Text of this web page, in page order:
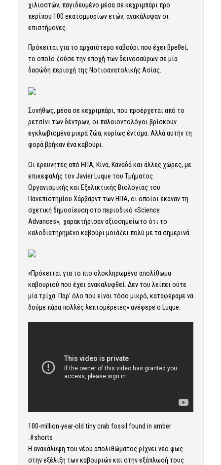
χιλιοστών, παγιδευμένο μέσα σε κεχριμπάρι προ
περίπου 100 εκατομμυρίων ετών, ανακάλυψαν οι
επιστήμονες.
Πρόκειται για το αρχαιότερο καβούρι που έχει βρεθεί,
το οποίο ζούσε την εποχή των δεινοσαύρων σε μία
δασώδη περιοχή της Νοτιοανατολικής Ασίας.
Συνήθως, μέσα σε κεχριμπάρι, που προέρχεται από το
ρετσίνι των δέντρων, οι παλαιοντολόγοι βρίσκουν
εγκλωβισμένα μικρά ζώα, κυρίως έντομα. Αλλά αυτήν τη
φορά βρήκαν ένα καβούρι.
Οι ερευνητές από ΗΠΑ, Κίνα, Καναδά και άλλες χώρες, με
επικεφαλής τον Javier Luque του Τμήματος
Οργανισμικής και Εξελικτικής Βιολογίας του
Πανεπιστημίου Χάρβαρντ των ΗΠΑ, οι οποίοι έκαναν τη
σχετική δημοσίευση στο περιοδικό «Science
Advances», χαρακτήρισαν αξιοσημείωτο ότι το
καλοδιατηρημένο καβούρι μοιάζει πολύ με τα σημερινά.
«Πρόκειται για το πιο ολοκληρωμένο απολίθωμα
καβουριού που έχει ανακαλυφθεί. Δεν του λείπει ούτε
μία τρίχα. Παρ’ όλο που είναι τόσο μικρό, καταφέραμε να
δούμε πάρα πολλές λεπτομέρειες» ανέφερε ο Luque.
100-million-year-old tiny crab fossil found in amber
.#shorts
Η ανακάλυψη του νέου απολιθώματος ρίχνει νέο φως
στην εξέλιξη των καβουριών και στην εξάπλωσή τους